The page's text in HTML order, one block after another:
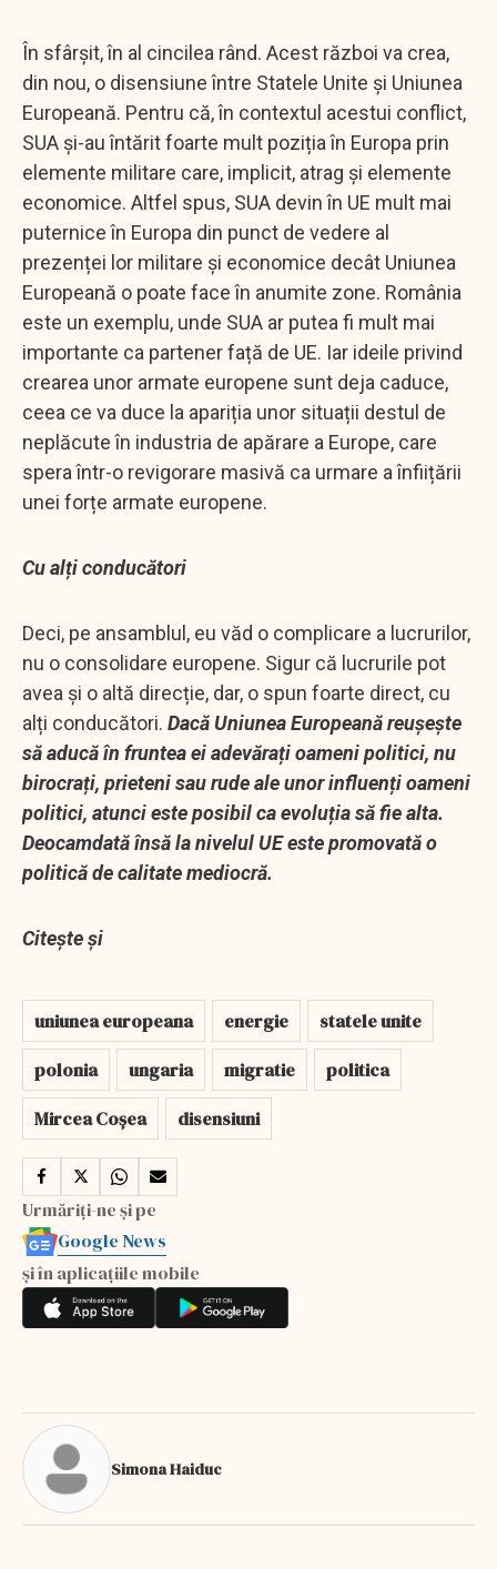
În sfârșit, în al cincilea rând. Acest război va crea,
din nou, o disensiune între Statele Unite și Uniunea
Europeană. Pentru că, în contextul acestui conflict,
SUA și-au întărit foarte mult poziția în Europa prin
elemente militare care, implicit, atrag și elemente
economice. Altfel spus, SUA devin în UE mult mai
puternice în Europa din punct de vedere al
prezenței lor militare și economice decât Uniunea
Europeană o poate face în anumite zone. România
este un exemplu, unde SUA ar putea fi mult mai
importante ca partener față de UE. Iar ideile privind
crearea unor armate europene sunt deja caduce,
ceea ce va duce la apariția unor situații destul de
neplăcute în industria de apărare a Europe, care
spera într-o revigorare masivă ca urmare a înfiițării
unei forțe armate europene.
Cu alți conducători
Deci, pe ansamblul, eu văd o complicare a lucrurilor,
nu o consolidare europene. Sigur că lucrurile pot
avea și o altă direcție, dar, o spun foarte direct, cu
alți conducători. Dacă Uniunea Europeană reușește
să aducă în fruntea ei adevărați oameni politici, nu
birocrați, prieteni sau rude ale unor influenți oameni
politici, atunci este posibil ca evoluția să fie alta.
Deocamdată însă la nivelul UE este promovată o
politică de calitate mediocră.
Citește și
uniunea europeana energie
statele unite
polonia
ungaria migratie
politica
Mircea Coșea
disensiuni
Urmăriți-ne și pe
Google News
și în aplicațiile mobile
Simona Haiduc